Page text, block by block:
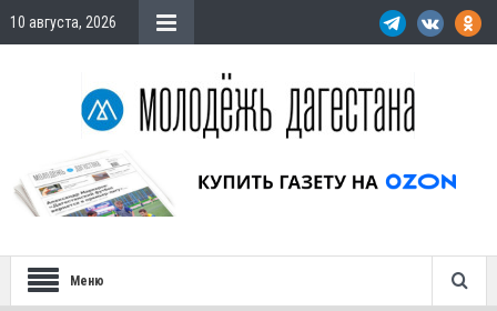
10 августа, 2026
Меню